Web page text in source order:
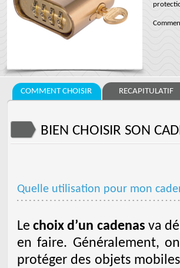
COMMENT CHOISIR RECAPITULATIF
BIEN CHOISIR SON
Quelle utilisation pour mon
Le choix d’un cadenas va
en faire. Généralement,
protéger des objets